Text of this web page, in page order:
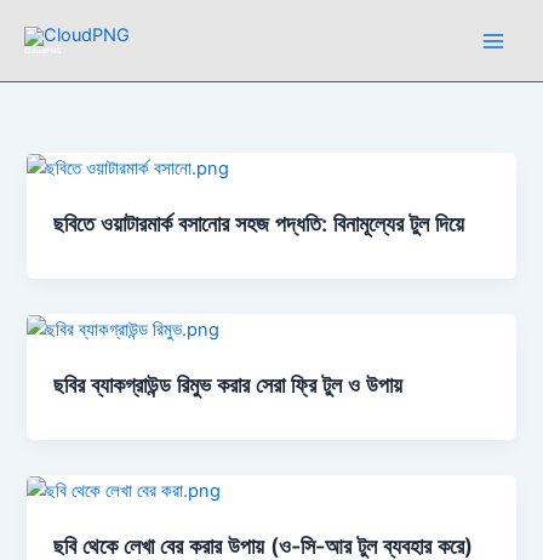
ছবিতে ওয়াটারমার্ক বসানোর সহজ পদ্ধতি: বিনামূল্যের টুল দিয়ে
ছবির ব্যাকগ্রাউন্ড রিমুভ করার সেরা ফ্রি টুল ও উপায়
ছবি থেকে লেখা বের করার উপায় (ও-সি-আর টুল ব্যবহার করে)